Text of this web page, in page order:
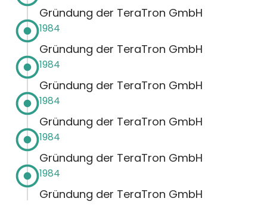
Gründung der TeraTron GmbH
1984
Gründung der TeraTron GmbH
1984
Gründung der TeraTron GmbH
1984
Gründung der TeraTron GmbH
1984
Gründung der TeraTron GmbH
1984
Gründung der TeraTron GmbH